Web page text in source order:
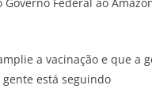
a vacinação e que a
está seguindo